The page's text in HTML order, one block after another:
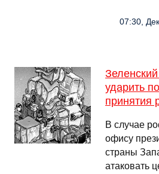
07:30,
ударить
принятия
В случае
офису
страны
атаковать